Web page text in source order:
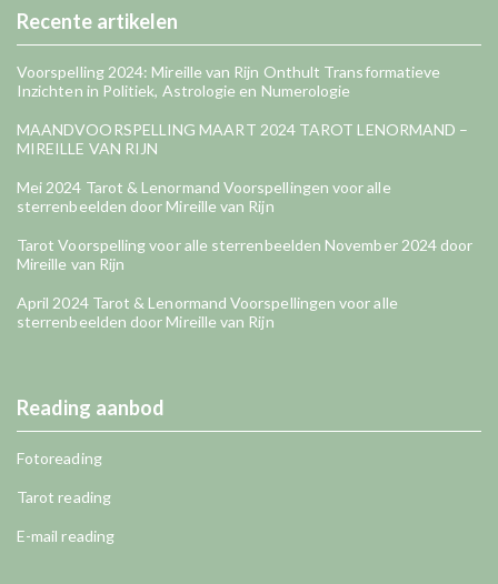
Recente artikelen
Voorspelling 2024: Mireille van Rijn Onthult Transformatieve
Inzichten in Politiek, Astrologie en Numerologie
MAANDVOORSPELLING MAART 2024 TAROT LENORMAND –
MIREILLE VAN RIJN
Mei 2024 Tarot & Lenormand Voorspellingen voor alle
sterrenbeelden door Mireille van Rijn
Tarot Voorspelling voor alle sterrenbeelden November 2024 door
Mireille van Rijn
April 2024 Tarot & Lenormand Voorspellingen voor alle
sterrenbeelden door Mireille van Rijn
Reading aanbod
Fotoreading
Tarot reading
E-mail reading